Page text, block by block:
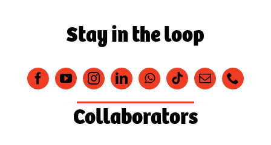
Stay in the loop
Collaborators